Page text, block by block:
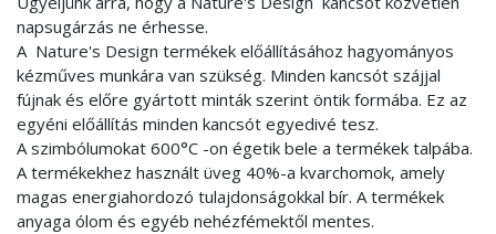
napsugárzás ne érhesse.
A Nature's Design termékek előállításához hagyományos
kézműves munkára van szükség. Minden kancsót szájjal
fújnak és előre gyártott minták szerint öntik formába. Ez az
egyéni előállítás minden kancsót egyedivé tesz.
A szimbólumokat 600°C -on égetik bele a termékek talpába.
A termékekhez használt üveg 40%-a kvarchomok, amely
magas energiahordozó tulajdonságokkal bír. A termékek
anyaga ólom és egyéb nehézfémektől mentes.